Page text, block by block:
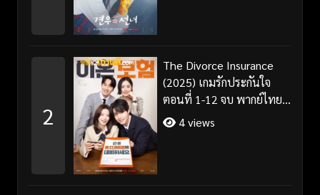
2
The Divorce Insurance
(2025) เกมรักประกันใจ
ตอนที่ 1-12 จบ พากย์ไทย
ซับไทย
4 views